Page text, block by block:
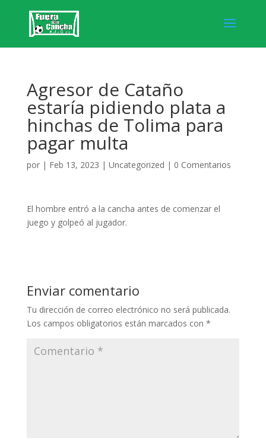
Agresor de Cataño
estaría pidiendo plata a
hinchas de Tolima para
pagar multa
por | Feb 13, 2023 | Uncategorized | 0 Comentarios
El hombre entró a la cancha antes de comenzar el
juego y golpeó al jugador.
Enviar comentario
Tu dirección de correo electrónico no será publicada.
Los campos obligatorios están marcados con *